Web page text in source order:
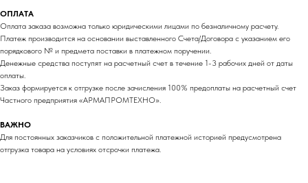
ОПЛАТА
Оплата заказа возможна только юридическими лицами по безналичному расчету.
Платеж производится на основании выставленного Счета/Договора с указанием его
порядкового № и предмета поставки в платежном поручении.
Денежные средства поступят на расчетный счет в течение 1-3 рабочих дней от даты
оплаты.
Заказ формируется к отгрузке после зачисления 100% предоплаты на расчетный счет
Частного предприятия «АРМАПРОМТЕХНО».
ВАЖНО
Для постоянных заказчиков с положительной платежной историей предусмотрена
отгрузка товара на условиях отсрочки платежа.